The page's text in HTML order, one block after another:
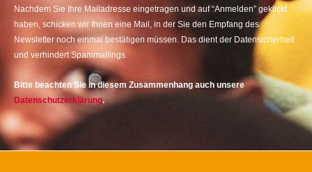
Nachdem Sie Ihre Mailadresse eingetragen und auf “Anmelden” geklickt
haben, schicken wir Ihnen eine Mail, in der Sie den Empfang des
Newsletter noch einmal bestätigen müssen. Das dient der Datensicherheit
und verhindert Spammailings.
Bitte beachten Sie in diesem Zusammenhang auch unsere
Datenschutzerklärung.